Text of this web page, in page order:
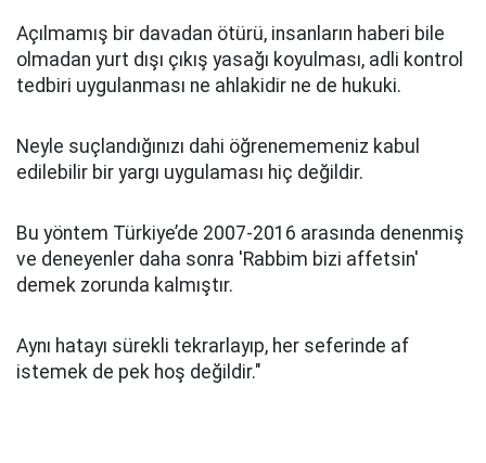
Açılmamış bir davadan ötürü, insanların haberi bile
olmadan yurt dışı çıkış yasağı koyulması, adli kontrol
tedbiri uygulanması ne ahlakidir ne de hukuki.
Neyle suçlandığınızı dahi öğrenememeniz kabul
edilebilir bir yargı uygulaması hiç değildir.
Bu yöntem Türkiye’de 2007-2016 arasında denenmiş
ve deneyenler daha sonra 'Rabbim bizi affetsin'
demek zorunda kalmıştır.
Aynı hatayı sürekli tekrarlayıp, her seferinde af
istemek de pek hoş değildir."